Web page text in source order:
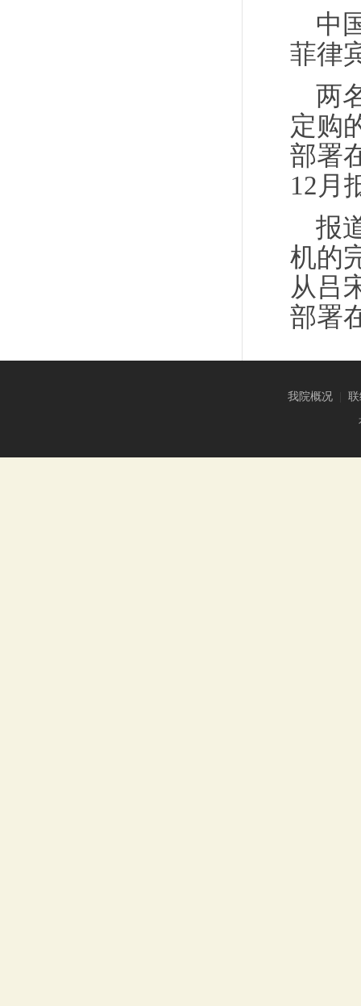
中
菲律
两
定购
部署
12月
报
机的
从吕
部署
我院概况